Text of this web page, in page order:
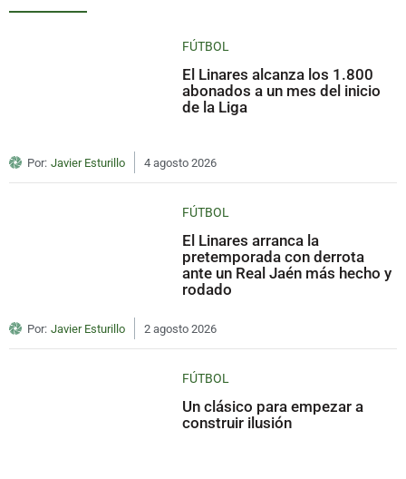
FÚTBOL
El Linares alcanza los 1.800
abonados a un mes del inicio
de la Liga
Por: Javier Esturillo 4 agosto 2026
FÚTBOL
El Linares arranca la
pretemporada con derrota
ante un Real Jaén más hecho y
rodado
Por: Javier Esturillo 2 agosto 2026
FÚTBOL
Un clásico para empezar a
construir ilusión